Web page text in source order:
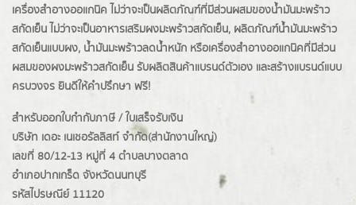
เครื่องสำอางออแกนิค ไม่ว่าจะเป็นผลิตภัณฑ์ที่มีส่วนผสมของน้ำมันมะพร้าว
สกัดเย็น ไม่ว่าจะเป็นอาหารเสริมผงมะพร้าวสกัดเย็น, ผลิตภัณฑ์น้ำมันมะพร้าว
สกัดเย็นแบบผง, น้ำมันมะพร้าวลดน้ำหนัก หรือเครื่องสำอางออแกนิคที่มีส่วน
ผสมของผงมะพร้าวสกัดเย็น รับผลิตสินค้าแบรนด์ตัวเอง และสร้างแบรนด์แบบ
ครบวงจร ยินดีให้คำปรึกษา ฟรี!
สำหรับออกใบกำกับภาษี / ใบเสร็จรับเงิน
บริษัท เดอะ เนเชอรัลลิสท์ จำกัด(ส่านักงานใหญ่)
เลขที่ 80/12-13 หมู่ที่ 4 ตำบลบางตลาด
อำเภอปากเกร็ด จังหวัดนนทบุรี
รหัสไปรษณีย์ 11120